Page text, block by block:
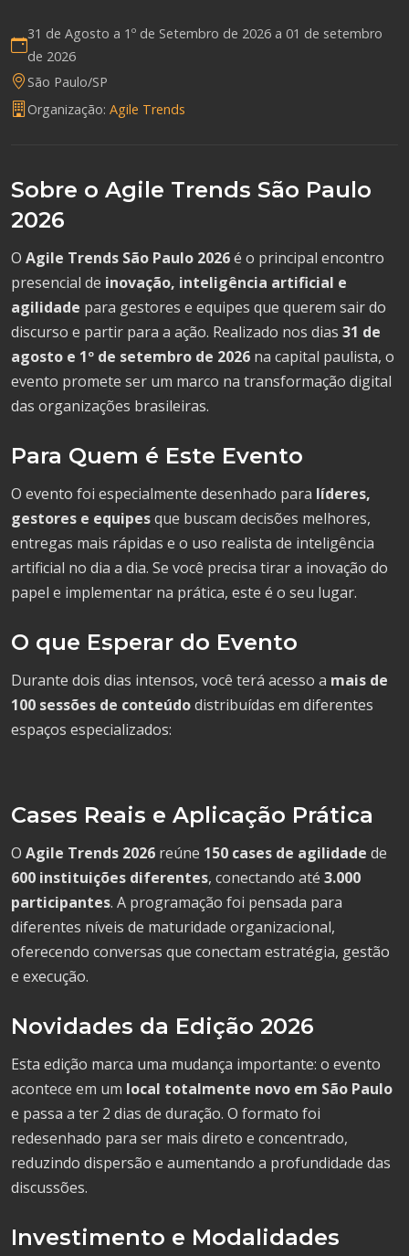
31 de Agosto a 1º de Setembro de 2026 a 01 de setembro
de 2026
São Paulo/SP
Organização: Agile Trends
Sobre o Agile Trends São Paulo
2026
O Agile Trends São Paulo 2026é o principal encontro
presencial de inovação, inteligência artificial e
agilidade para gestores e equipes que querem sair do
discurso e partir para a ação. Realizado nos dias 31 de
agosto e 1º de setembro de 2026 na capital paulista, o
evento promete ser um marco na transformação digital
das organizações brasileiras.
Para Quem é Este Evento
O evento foi especialmente desenhado para líderes,
gestores e equipesque buscam decisões melhores,
entregas mais rápidas e o uso realista de inteligência
artificial no dia a dia. Se você precisa tirar a inovação do
papel e implementar na prática, este é o seu lugar.
O que Esperar do Evento
Durante dois dias intensos, você terá acesso a mais de
100 sessões de conteúdodistribuídas em diferentes
espaços especializados:
Cases Reais e Aplicação Prática
O Agile Trends 2026 reúne 150 cases de agilidade de
600 instituições diferentes, conectando até 3.000
participantes. A programação foi pensada para
diferentes níveis de maturidade organizacional,
oferecendo conversas que conectam estratégia, gestão
e execução.
Novidades da Edição 2026
Esta edição marca uma mudança importante: o evento
acontece em um local totalmente novo em São Paulo
e passa a ter 2 dias de duração. O formato foi
redesenhado para ser mais direto e concentrado,
reduzindo dispersão e aumentando a profundidade das
discussões.
Investimento e Modalidades